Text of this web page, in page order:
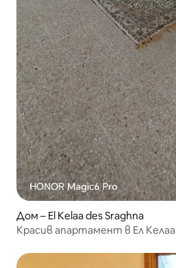
Дом – El Kelaa des Sraghna
Красив апартамент в Ел Келаа